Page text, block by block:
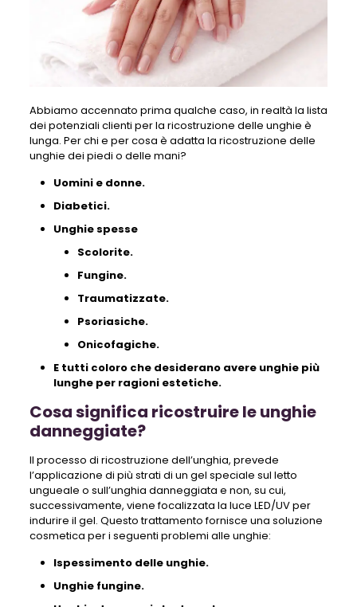
Abbiamo accennato prima qualche caso, in realtà la lista
dei potenziali clienti per la ricostruzione delle unghie è
lunga. Per chi e per cosa è adatta la ricostruzione delle
unghie dei piedi o delle mani?
Uomini e donne.
Diabetici.
Unghie spesse
Scolorite.
Fungine.
Traumatizzate.
Psoriasiche.
Onicofagiche.
E tutti coloro che desiderano avere unghie più
lunghe per ragioni estetiche.
Cosa significa ricostruire le unghie
danneggiate?
Il processo di ricostruzione dell’unghia, prevede
l’applicazione di più strati di un gel speciale sul letto
ungueale o sull’unghia danneggiata e non, su cui,
successivamente, viene focalizzata la luce LED/UV per
indurire il gel. Questo trattamento fornisce una soluzione
cosmetica per i seguenti problemi alle unghie:
Ispessimento delle unghie.
Unghie fungine.